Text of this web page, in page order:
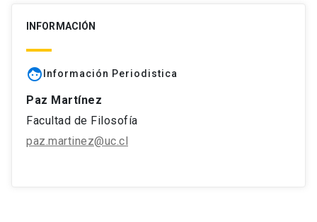
INFORMACIÓN
face Información Periodistica
Paz Martínez
Facultad de Filosofía
paz.martinez@uc.cl